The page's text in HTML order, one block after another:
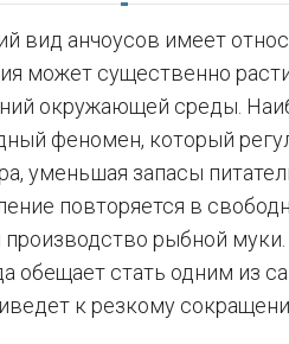
вид анчоусов имеет
может существенно
окружающей среды.
феномен, который
уменьшая запасы
повторяется в
производство рыбной
обещает стать одним из
к резкому